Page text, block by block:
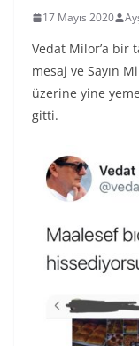
17 Mayıs 2020
Vedat Milor’a bir
mesaj ve Sayın
üzerine yine
gitti.